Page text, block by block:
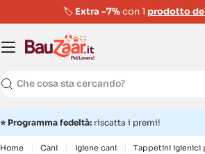
🏷️Extra -7%con 1 prodotto
Ricerca
⭐ Programma fedeltà: riscatta i premi!
Home Cani Igiene cani Tappetini igienici